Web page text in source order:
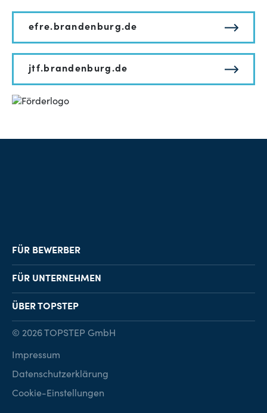
efre.brandenburg.de
jtf.brandenburg.de
FÜR BEWERBER
Job-Finder
Karriereberatung
FÜR UNTERNEHMEN
Personalvermittlung
Personalsuche
ÜBER TOPSTEP
Kontakt
© 2026 TOPSTEP GmbH
Impressum
Datenschutzerklärung
Cookie-Einstellungen